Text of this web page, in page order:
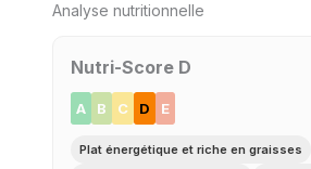
Analyse nutritionnelle
Nutri-Score D
A B C D E
Plat énergétique et riche en graisses